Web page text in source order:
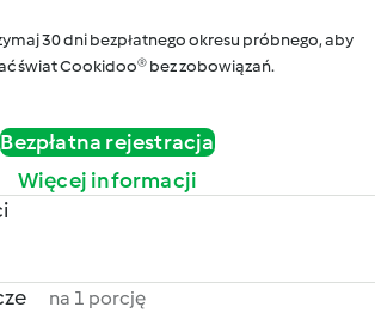
30 dni bezpłatnego okresu próbnego, aby
świat Cookidoo® bez zobowiązań.
Bezpłatna rejestracja
Więcej informacji
na 1 porcję